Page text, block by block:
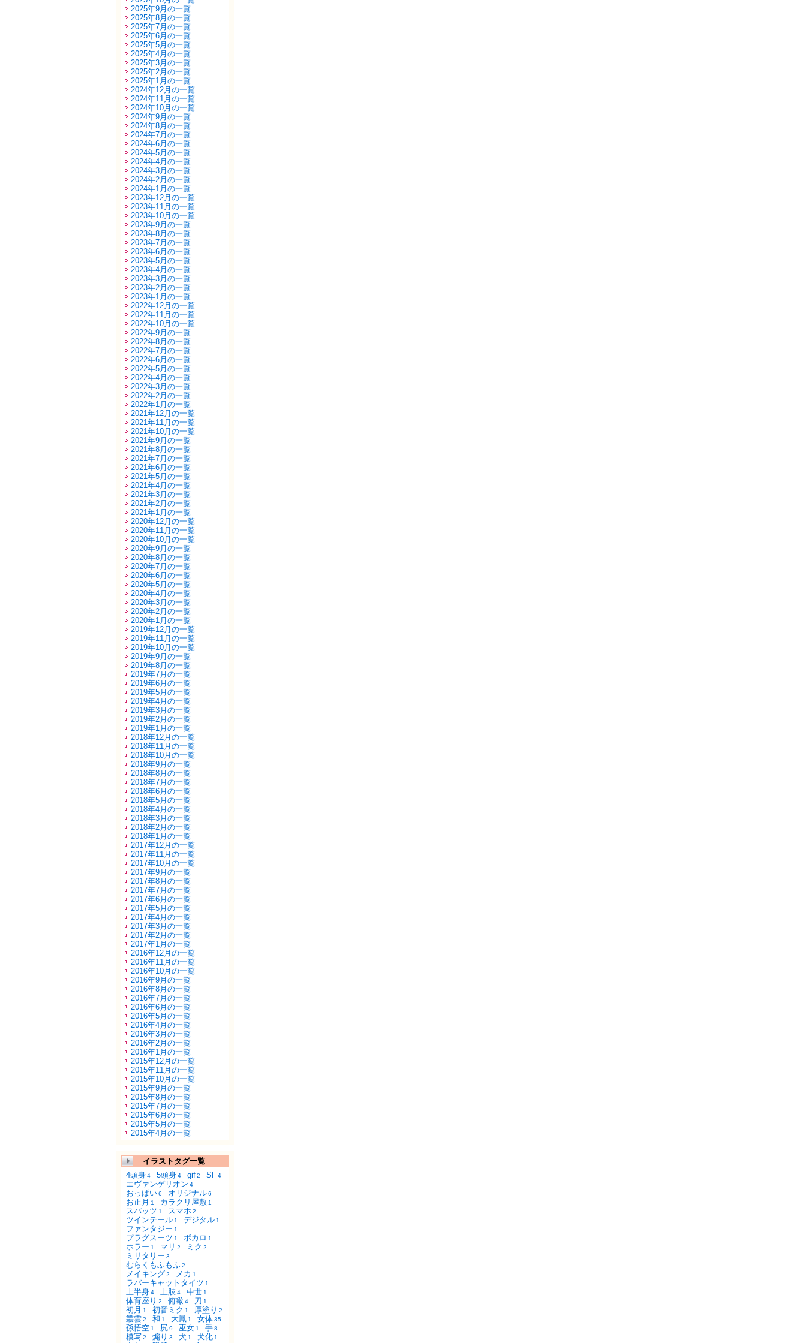
2025年9月の一覧
2025年8月の一覧
2025年7月の一覧
2025年6月の一覧
2025年5月の一覧
2025年4月の一覧
2025年3月の一覧
2025年2月の一覧
2025年1月の一覧
2024年12月の一覧
2024年11月の一覧
2024年10月の一覧
2024年9月の一覧
2024年8月の一覧
2024年7月の一覧
2024年6月の一覧
2024年5月の一覧
2024年4月の一覧
2024年3月の一覧
2024年2月の一覧
2024年1月の一覧
2023年12月の一覧
2023年11月の一覧
2023年10月の一覧
2023年9月の一覧
2023年8月の一覧
2023年7月の一覧
2023年6月の一覧
2023年5月の一覧
2023年4月の一覧
2023年3月の一覧
2023年2月の一覧
2023年1月の一覧
2022年12月の一覧
2022年11月の一覧
2022年10月の一覧
2022年9月の一覧
2022年8月の一覧
2022年7月の一覧
2022年6月の一覧
2022年5月の一覧
2022年4月の一覧
2022年3月の一覧
2022年2月の一覧
2022年1月の一覧
2021年12月の一覧
2021年11月の一覧
2021年10月の一覧
2021年9月の一覧
2021年8月の一覧
2021年7月の一覧
2021年6月の一覧
2021年5月の一覧
2021年4月の一覧
2021年3月の一覧
2021年2月の一覧
2021年1月の一覧
2020年12月の一覧
2020年11月の一覧
2020年10月の一覧
2020年9月の一覧
2020年8月の一覧
2020年7月の一覧
2020年6月の一覧
2020年5月の一覧
2020年4月の一覧
2020年3月の一覧
2020年2月の一覧
2020年1月の一覧
2019年12月の一覧
2019年11月の一覧
2019年10月の一覧
2019年9月の一覧
2019年8月の一覧
2019年7月の一覧
2019年6月の一覧
2019年5月の一覧
2019年4月の一覧
2019年3月の一覧
2019年2月の一覧
2019年1月の一覧
2018年12月の一覧
2018年11月の一覧
2018年10月の一覧
2018年9月の一覧
2018年8月の一覧
2018年7月の一覧
2018年6月の一覧
2018年5月の一覧
2018年4月の一覧
2018年3月の一覧
2018年2月の一覧
2018年1月の一覧
2017年12月の一覧
2017年11月の一覧
2017年10月の一覧
2017年9月の一覧
2017年8月の一覧
2017年7月の一覧
2017年6月の一覧
2017年5月の一覧
2017年4月の一覧
2017年3月の一覧
2017年2月の一覧
2017年1月の一覧
2016年12月の一覧
2016年11月の一覧
2016年10月の一覧
2016年9月の一覧
2016年8月の一覧
2016年7月の一覧
2016年6月の一覧
2016年5月の一覧
2016年4月の一覧
2016年3月の一覧
2016年2月の一覧
2016年1月の一覧
2015年12月の一覧
2015年11月の一覧
2015年10月の一覧
2015年9月の一覧
2015年8月の一覧
2015年7月の一覧
2015年6月の一覧
2015年5月の一覧
2015年4月の一覧
イラストタグ一覧
4頭身4 5頭身4 gif2 SF4
エヴァンゲリオン 4
おっぱい6 オリジナル6
お正月 1 カラクリ屋敷 1
スパッツ 1 スマホ 2
ツインテール 1 デジタル 1
ファンタジー 1
プラグスーツ 1 ボカロ 1
ホラー 1 マリ 2 ミク 2
ミリタリー 3
むらくもふもふ2
メイキング2 メカ 1
ラバーキャットタイツ 1
上半身4 上肢 4 中世 1
体育座り 2 俯瞰4 刀 1
初月 1 初音ミク 1 厚塗り 2
叢雲2 和 1 大鳳 1 女体35
孫悟空 1 尻9 巫女 1 手8
模写2 煽り 3 犬 1 犬化 1